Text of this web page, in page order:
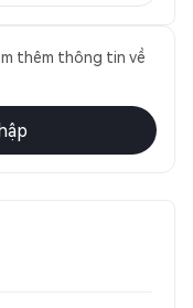
thêm thông tin về